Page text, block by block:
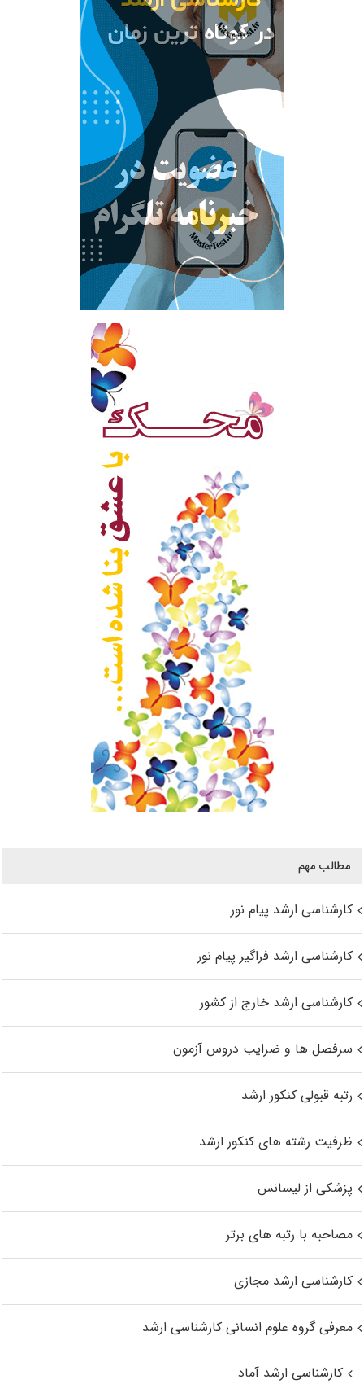
مطالب مهم
کارشناسی ارشد پیام نور
کارشناسی ارشد فراگیر پیام نور
کارشناسی ارشد خارج از کشور
سرفصل ها و ضرایب دروس آزمون
رتبه قبولی کنکور ارشد
ظرفیت رشته های کنکور ارشد
پزشکی از لیسانس
مصاحبه با رتبه های برتر
کارشناسی ارشد مجازی
معرفی گروه علوم انسانی کارشناسی ارشد
کارشناسی ارشد آماد